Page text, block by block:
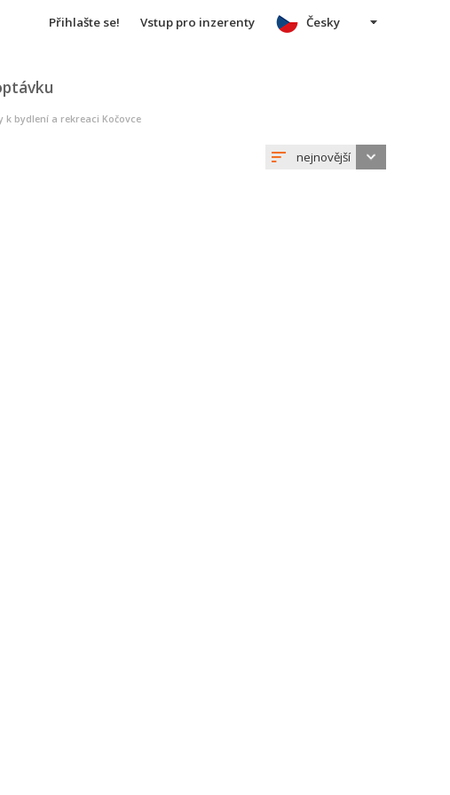
Přihlašte se! Vstup pro inzerenty Česky
k bydlení a rekreaci Kočovce
nejnovější